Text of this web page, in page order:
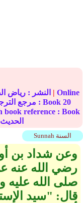
النشر : رياض | Online
translation reference مرجع الترجمة على الإنترنت : Book 20
book reference : Book
الحديث
Sunnah السنة
وعن شداد بن
رضي الله عنه
صلى الله عليه
قال‏:‏ ‏"‏سيد